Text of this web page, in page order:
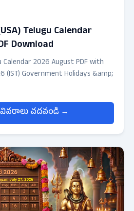
Telugu Calendar
Download
Calendar 2026 August PDF with
(IST) Government Holidays &amp;
వివరాలు చదవండి →